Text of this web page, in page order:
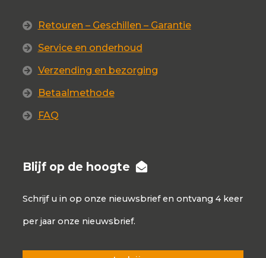
Retouren – Geschillen – Garantie
Service en onderhoud
Verzending en bezorging
Betaalmethode
FAQ
Blijf op de hoogte
Schrijf u in op onze nieuwsbrief en ontvang 4 keer
per jaar onze nieuwsbrief.